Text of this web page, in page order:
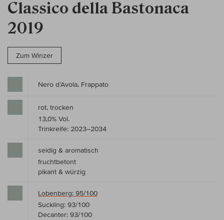
Classico della Bastonaca
2019
Zum Winzer
Nero d'Avola, Frappato
rot, trocken
13,0% Vol.
Trinkreife: 2023–2034
seidig & aromatisch
fruchtbetont
pikant & würzig
Lobenberg: 95/100
Suckling: 93/100
Decanter: 93/100